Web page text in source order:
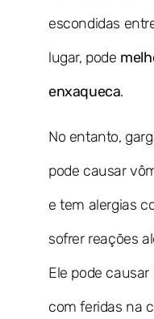
escondidas
lugar, pode
enxaqueca.
No entanto,
pode causar
e tem alergias
sofrer reações
Ele pode
com feridas na